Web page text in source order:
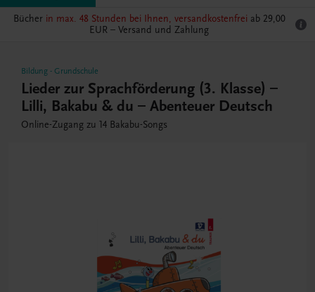
Bücher in max. 48 Stunden bei Ihnen, versandkostenfrei ab 29,00
EUR – Versand und Zahlung
Bildung - Grundschule
Lieder zur Sprachförderung (3. Klasse) –
Lilli, Bakabu & du – Abenteuer Deutsch
Online-Zugang zu 14 Bakabu-Songs